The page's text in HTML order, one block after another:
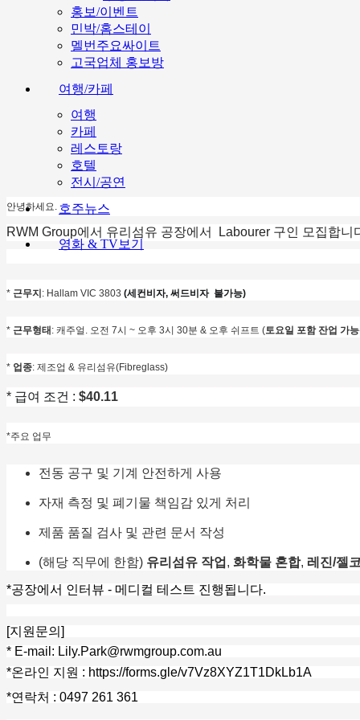
홍보/이벤트
민박/홈스테이
멜번주요싸이트
고국업체 홍보방
여행/카페
여행
카페
레스토랑
호텔
전시/공연
호주뉴스
영화 & TV보기
안녕하세요.
RWM Group에서 유리섬유 공장에서 Labourer 구인 모집합니
* 근무지 : Hallam VIC 3803 (세컨비자, 써드비자 불가능)
* 근무형태 : 캐주얼. 오전 7시 ~ 오후 3시 30분 & 오후 쉬프트 (토요일 포함 잔업 가
* 업종: 제조업 & 유리섬유(Fibreglass)
* 급여 조건 : $40.11
*주요 업무
전동 공구 및 기계 안전하게 사용
자재 측정 및 폐기물 책임감 있게 처리
제품 품질 검사 및 관련 문서 작성
(해당 직무에 한함) 유리섬유 작업 , 화학물 혼합, 레진/젤
*공장에서 인터뷰 - 메디컬 테스트 진행됩니다.
[지원문의 ]
* E-mail: Lily.Park@rwmgroup.com.au
*온라인 지원 : https://forms.gle/v7Vz8XYZ1T1DkLb1A
*연락처 : 0497 261 361